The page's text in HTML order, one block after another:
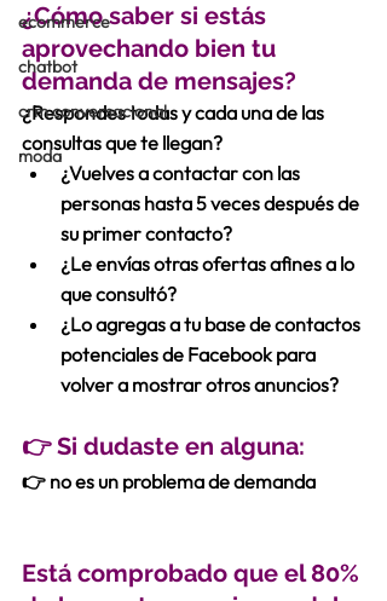
ecommerce
chatbot
crm conversacional
moda
¿Cómo saber si estás
aprovechando bien tu
demanda de mensajes?
¿Respondes todas y cada una de las
consultas que te llegan?
¿Vuelves a contactar con las
personas hasta 5 veces después de
su primer contacto?
¿Le envías otras ofertas afines a lo
que consultó?
¿Lo agregas a tu base de contactos
potenciales de Facebook para
volver a mostrar otros anuncios?
👉 Si dudaste en alguna:
👉 no es un problema de demanda
Está comprobado que el 80%